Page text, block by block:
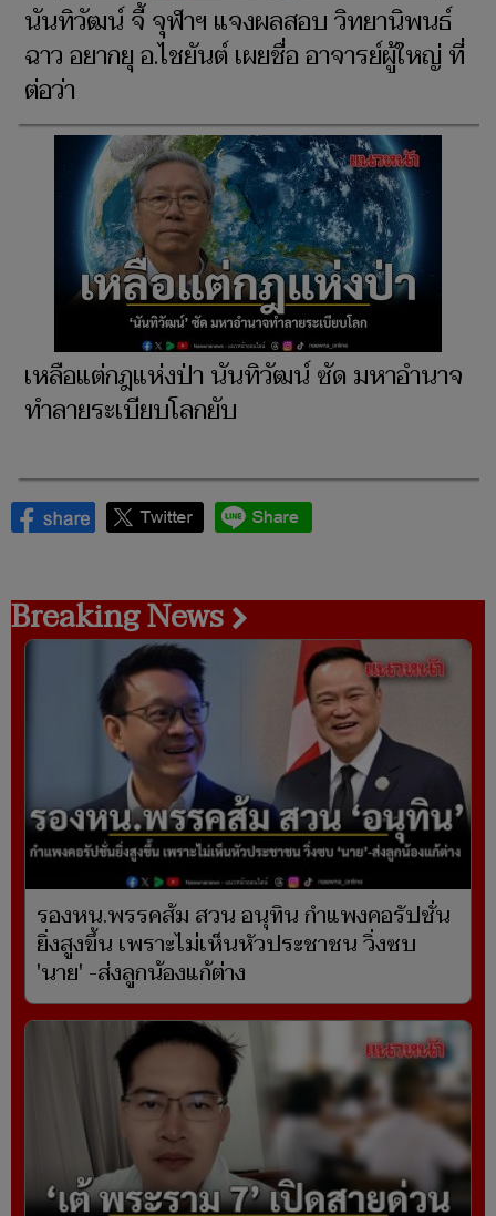
นันทิวัฒน์ จี้ จุฬาฯ แจงผลสอบ วิทยานิพนธ์
ฉาว อยากยุ อ.ไชยันต์ ​เผยชื่อ อาจารย์ผู้ใหญ่ ที่
ต่อว่า
เหลือแต่กฎแห่งป่า นันทิวัฒน์ ซัด มหาอำนาจ
ทำลายระเบียบโลกยับ
Breaking News
รองหน.พรรคส้ม สวน อนุทิน กำแพงคอรัปชั่น
ยิ่งสูงขึ้น เพราะไม่เห็นหัวประชาชน วิ่งซบ
'นาย' -ส่งลูกน้องแก้ต่าง